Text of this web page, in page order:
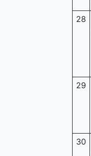
28
29
30